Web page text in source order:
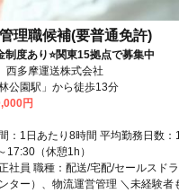
理職候補(要普通免許)
制度あり⭐関東15拠点で募集中
西多摩運送株式会社
公園駅」から徒歩13分
円
：1日あたり8時間 平均勤務日数：
17:30（休憩1h）
社員 職種：配送/宅配/セールスド
ター）、物流運営管理 ＼未経験者